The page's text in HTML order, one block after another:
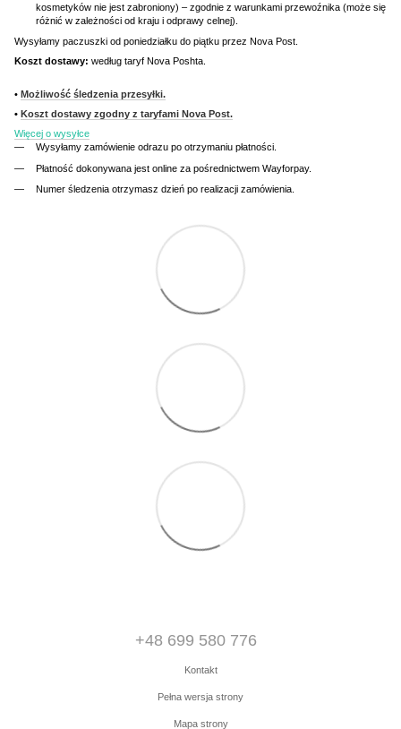
kosmetyków nie jest zabroniony) – zgodnie z warunkami przewoźnika (może się
różnić w zależności od kraju i odprawy celnej).
Wysyłamy paczuszki od poniedziałku do piątku przez Nova Post.
Koszt dostawy: według taryf Nova Poshta.
• Możliwość śledzenia przesyłki.
• Koszt dostawy zgodny z taryfami Nova Post.
Więcej o wysyłce
Wysyłamy zamówienie odrazu po otrzymaniu płatności.
Płatność dokonywana jest online za pośrednictwem Wayforpay.
Numer śledzenia otrzymasz dzień po realizacji zamówienia.
+48 699 580 776
Kontakt
Pełna wersja strony
Mapa strony